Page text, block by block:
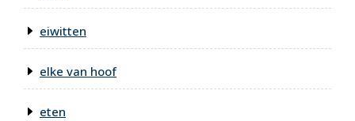
eiwitten
elke van hoof
eten